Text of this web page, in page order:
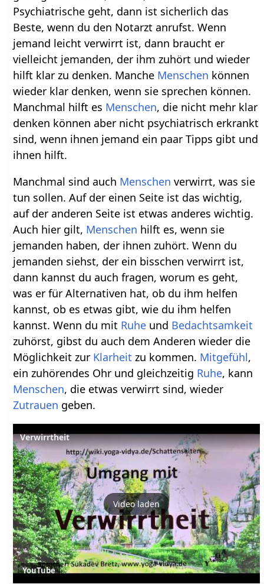
Psychiatrische geht, dann ist sicherlich das
Beste, wenn du den Notarzt anrufst. Wenn
jemand leicht verwirrt ist, dann braucht er
vielleicht jemanden, der ihm zuhört und wieder
hilft klar zu denken. Manche Menschen können
wieder klar denken, wenn sie sprechen können.
Manchmal hilft es Menschen, die nicht mehr klar
denken können aber nicht psychiatrisch erkrankt
sind, wenn ihnen jemand ein paar Tipps gibt und
ihnen hilft.
Manchmal sind auch Menschen verwirrt, was sie
tun sollen. Auf der einen Seite ist das wichtig,
auf der anderen Seite ist etwas anderes wichtig.
Auch hier gilt, Menschen hilft es, wenn sie
jemanden haben, der ihnen zuhört. Wenn du
jemanden siehst, der ein bisschen verwirrt ist,
dann kannst du auch fragen, worum es geht,
was er für Alternativen hat, ob du ihm helfen
kannst, ob es etwas gibt, wie du ihm helfen
kannst. Wenn du mit Ruhe und Bedachtsamkeit
zuhörst, gibst du auch dem Anderen wieder die
Möglichkeit zur Klarheit zu kommen. Mitgefühl,
ein zuhörendes Ohr und gleichzeitig Ruhe, kann
Menschen, die etwas verwirrt sind, wieder
Zutrauen geben.
Verwirrtheit
Video laden
YouTube